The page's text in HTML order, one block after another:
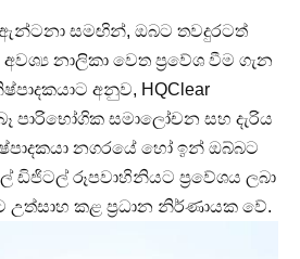
ඇන්ටනා සමඟින්, ඔබට තවදුරටත්
නාලිකා වෙත ප්‍රවේශ වීම ගැන
අනුව, HQClear
පාරිභෝගික සමාලෝචන සහ දැරිය
නගරයේ හෝ ඉන් ඔබ්බට
ඩිජිටල් රූපවාහිනියට ප්‍රවේශය ලබා
උත්සාහ කළ ප්‍රධාන නිර්ණායක වේ.